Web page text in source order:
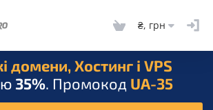
₴, грн
домени, Хостинг і VPS
35%. Промокод UA-35